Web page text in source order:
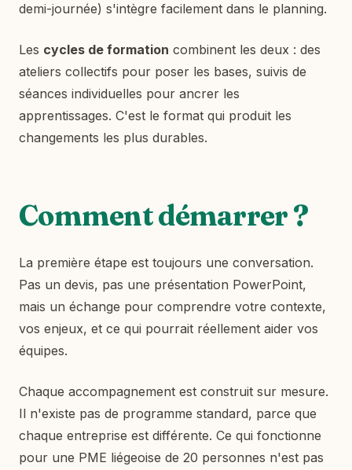
demi-journée) s'intègre facilement dans le planning.
Les cycles de formation combinent les deux : des
ateliers collectifs pour poser les bases, suivis de
séances individuelles pour ancrer les
apprentissages. C'est le format qui produit les
changements les plus durables.
Comment démarrer ?
La première étape est toujours une conversation.
Pas un devis, pas une présentation PowerPoint,
mais un échange pour comprendre votre contexte,
vos enjeux, et ce qui pourrait réellement aider vos
équipes.
Chaque accompagnement est construit sur mesure.
Il n'existe pas de programme standard, parce que
chaque entreprise est différente. Ce qui fonctionne
pour une PME liégeoise de 20 personnes n'est pas